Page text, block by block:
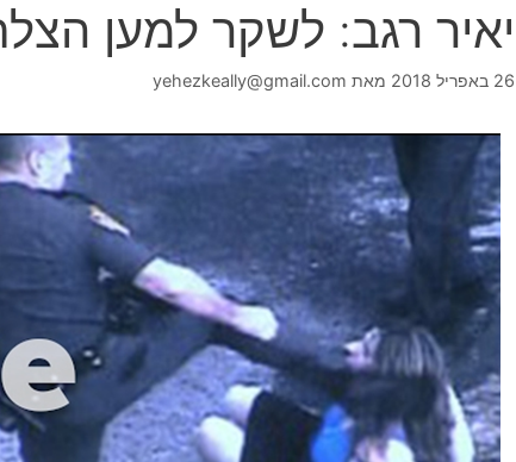
יאיר רגב: לשקר למען
26 באפריל 2018 מאת yehezkeally@gmail.com